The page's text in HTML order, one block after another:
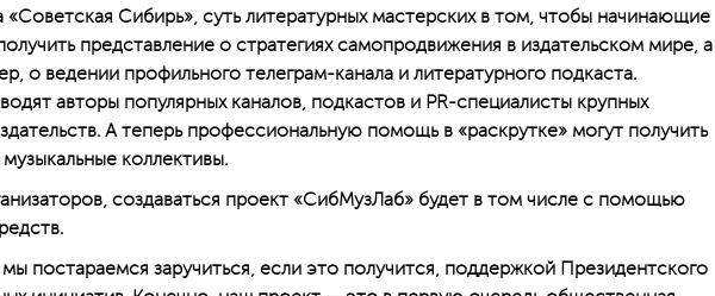
«Советская Сибирь», суть литературных мастерских в том, чтобы начинающие
представление о стратегиях самопродвижения в издательском мире, а
о ведении профильного телеграм-канала и литературного подкаста.
авторы популярных каналов, подкастов и PR-специалисты крупных
А теперь профессиональную помощь в «раскрутке» могут получить
коллективы.
создаваться проект «СибМузЛаб» будет в том числе с помощью
постараемся заручиться, если это получится, поддержкой Президентского